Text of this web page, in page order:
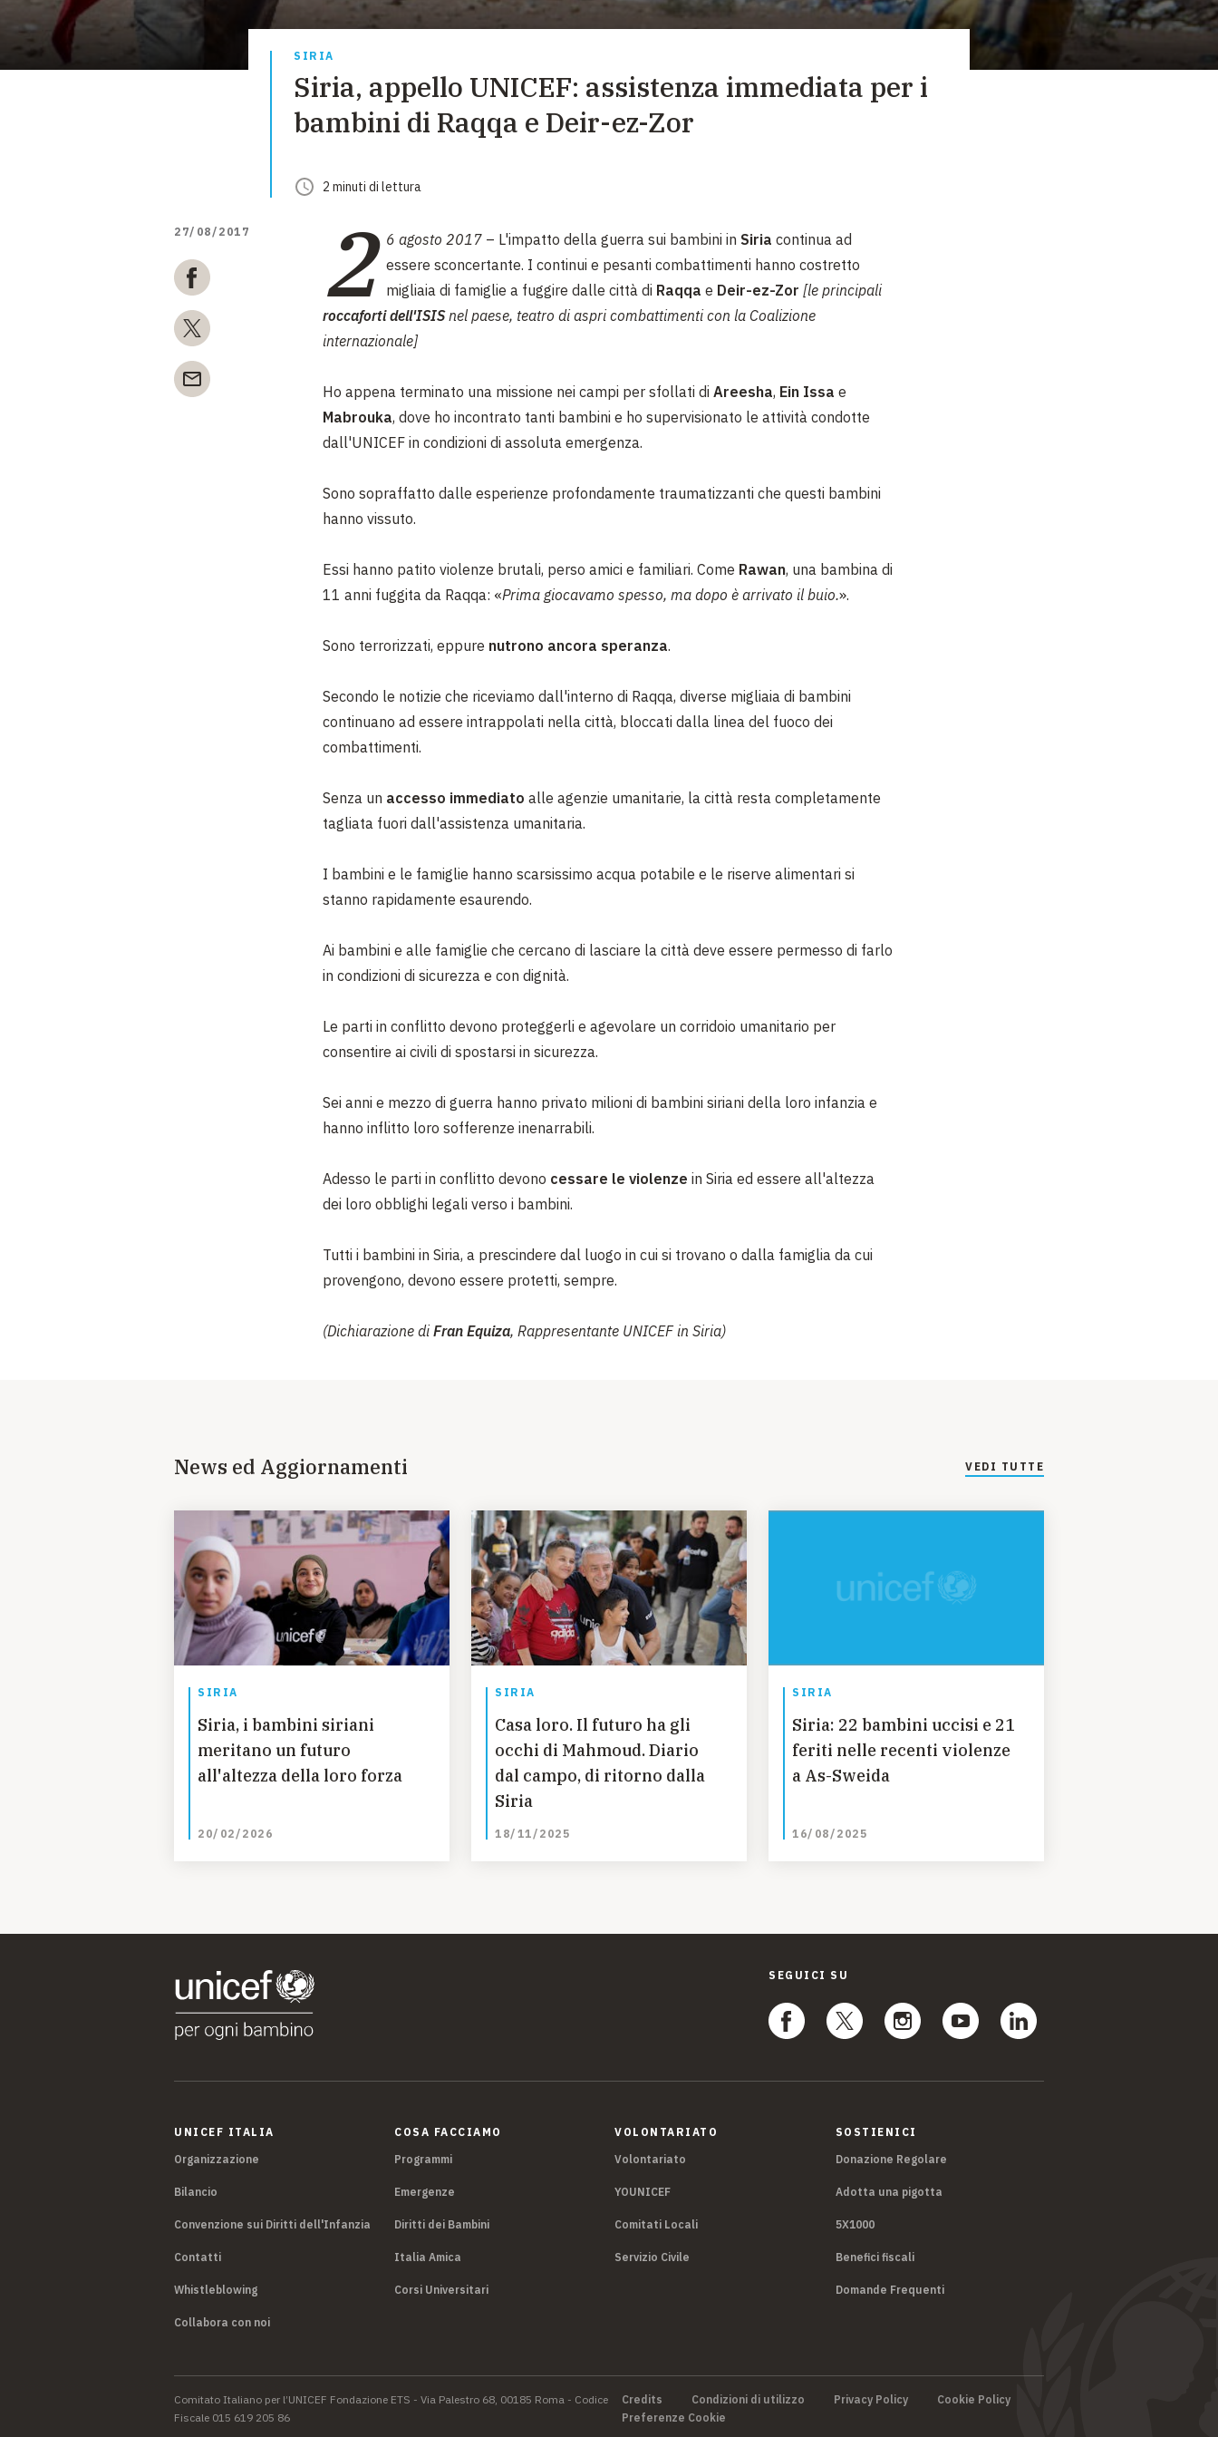
EMERGENZE
DIVERSI MODI PER DONARE. SCEGLI IL PIÙ
SIRIA
Siria, appello UNICEF: assistenza immediata per i
bambini di Raqqa e Deir-ez-Zor
2 minuti di lettura
27/08/2017 2 6 agosto 2017 – L'impatto della guerra sui bambini in Siria continua ad
essere sconcertante. I continui e pesanti combattimenti hanno costretto
migliaia di famiglie a fuggire dalle città di Raqqa e Deir-ez-Zor [le principali
roccaforti dell'ISISnel paese, teatro di aspri combattimenti con la Coalizione
internazionale]
Ho appena terminato una missione nei campi per sfollati di Areesha, Ein Issa e
Mabrouka, dove ho incontrato tanti bambini e ho supervisionato le attività condotte
dall'UNICEF in condizioni di assoluta emergenza.
Sono sopraffatto dalle esperienze profondamente traumatizzanti che questi bambini
hanno vissuto.
Essi hanno patito violenze brutali, perso amici e familiari. Come Rawan, una bambina di
11 anni fuggita da Raqqa: «Prima giocavamo spesso, ma dopo è arrivato il buio.».
Sono terrorizzati, eppure nutrono ancora speranza.
Secondo le notizie che riceviamo dall'interno di Raqqa, diverse migliaia di bambini
continuano ad essere intrappolati nella città, bloccati dalla linea del fuoco dei
combattimenti.
Senza un accesso immediato alle agenzie umanitarie, la città resta completamente
tagliata fuori dall'assistenza umanitaria.
I bambini e le famiglie hanno scarsissimo acqua potabile e le riserve alimentari si
stanno rapidamente esaurendo.
Ai bambini e alle famiglie che cercano di lasciare la città deve essere permesso di farlo
in condizioni di sicurezza e con dignità.
Le parti in conflitto devono proteggerli e agevolare un corridoio umanitario per
consentire ai civili di spostarsi in sicurezza.
Sei anni e mezzo di guerra hanno privato milioni di bambini siriani della loro infanzia e
hanno inflitto loro sofferenze inenarrabili.
Adesso le parti in conflitto devono cessare le violenze in Siria ed essere all'altezza
dei loro obblighi legali verso i bambini.
Tutti i bambini in Siria, a prescindere dal luogo in cui si trovano o dalla famiglia da cui
provengono, devono essere protetti, sempre.
(Dichiarazione diFran Equiza, Rappresentante UNICEF in Siria)
News ed Aggiornamenti VEDI TUTTE
SIRIA
Siria, i bambini siriani
meritano un futuro
all'altezza della loro forza
20/02/2026
SIRIA
Casa loro. Il futuro ha gli
occhi di Mahmoud. Diario
dal campo, di ritorno dalla
Siria
18/11/2025
SIRIA
Siria: 22 bambini uccisi e 21
feriti nelle recenti violenze
a As-Sweida
16/08/2025
SEGUICI SU
UNICEF ITALIA
Organizzazione
Bilancio
Convenzione sui Diritti dell'Infanzia
Contatti
Whistleblowing
Collabora con noi
COSA FACCIAMO
Programmi
Emergenze
Diritti dei Bambini
Italia Amica
Corsi Universitari
VOLONTARIATO
Volontariato
YOUNICEF
Comitati Locali
Servizio Civile
SOSTIENICI
Donazione Regolare
Adotta una pigotta
5X1000
Benefici fiscali
Domande Frequenti
Credits Condizioni di utilizzo Privacy Policy
Cookie Policy
Preferenze Cookie
Comitato Italiano per l’UNICEF Fondazione ETS - Via Palestro 68, 00185 Roma - Codice
Fiscale 015 619 205 86